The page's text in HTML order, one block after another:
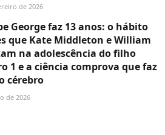
de 2026
George faz 13 anos: o hábito
que Kate Middleton e William
na adolescência do filho
1 e a ciência comprova que faz
cérebro
de 2026